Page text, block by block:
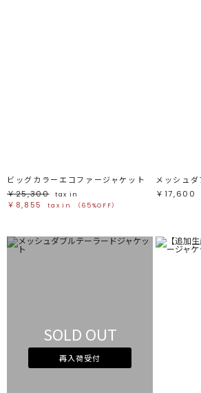
ビッグカラーエコファージャケット
￥25,300
tax in
￥8,855 tax in （65%OFF）
￥17,600
SOLD OUT
再入荷受付